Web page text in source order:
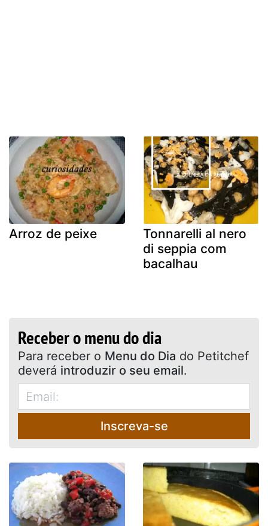
Arroz de peixe
Tonnarelli al nero
di seppia com
bacalhau
Receber o menu do dia
Para receber o Menu do Dia do Petitchef
deverá introduzir o seu email.
Inscreva-se